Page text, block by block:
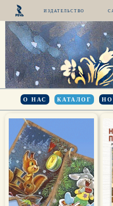
ИЗДАТЕЛЬСТВО
О НАС КАТАЛОГ